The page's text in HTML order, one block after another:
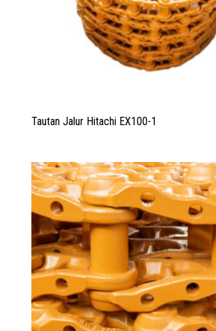
Tautan Jalur Hitachi EX100-1